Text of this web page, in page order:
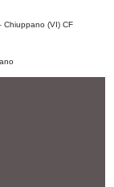
Chiuppano (VI) CF